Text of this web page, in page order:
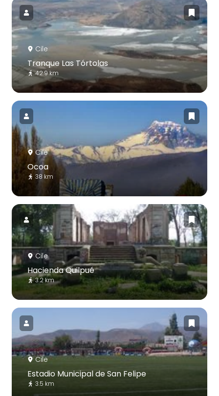
Cile
Tranque Las Tórtolas
42.9 km
Cile
Ocoa
38 km
Cile
Hacienda Quilpué
3.2 km
Cile
Estadio Municipal de San Felipe
3.5 km